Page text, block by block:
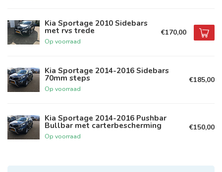
Kia Sportage 2010 Sidebars
met rvs trede
Op voorraad
€170,00
Kia Sportage 2014-2016 Sidebars
70mm steps
Op voorraad
€185,00
Kia Sportage 2014-2016 Pushbar
Bullbar met carterbescherming
Op voorraad
€150,00